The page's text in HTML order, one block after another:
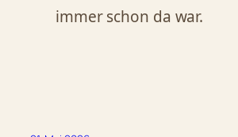
immer schon da war.